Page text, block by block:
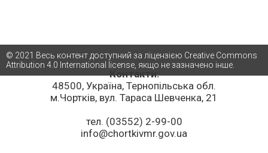
Контакти:
48500, Україна, Тернопільська обл.
м.Чортків, вул. Тараса Шевченка, 21
тел. (03552) 2-99-00
info@chortkivmr.gov.ua
© 2021 Весь контент доступний за ліцензією Creative Commons
Attribution 4.0 International license, якщо не зазначено інше.